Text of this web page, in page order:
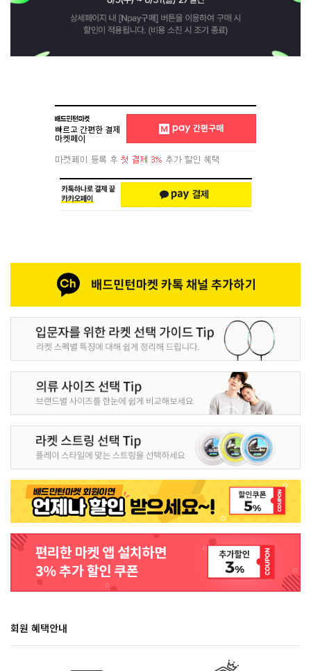
회원 혜택안내